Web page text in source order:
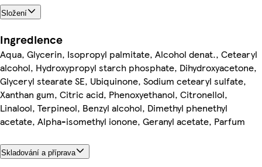
Složení
Ingredience
Aqua, Glycerin, Isopropyl palmitate, Alcohol denat., Cetearyl
alcohol, Hydroxypropyl starch phosphate, Dihydroxyacetone,
Glyceryl stearate SE, Ubiquinone, Sodium cetearyl sulfate,
Xanthan gum, Citric acid, Phenoxyethanol, Citronellol,
Linalool, Terpineol, Benzyl alcohol, Dimethyl phenethyl
acetate, Alpha-isomethyl ionone, Geranyl acetate, Parfum
Skladování a příprava